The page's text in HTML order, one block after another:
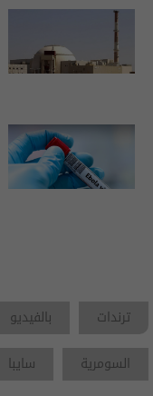
ترندات بالفيديو
السومرية
سايبا